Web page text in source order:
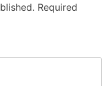
Required